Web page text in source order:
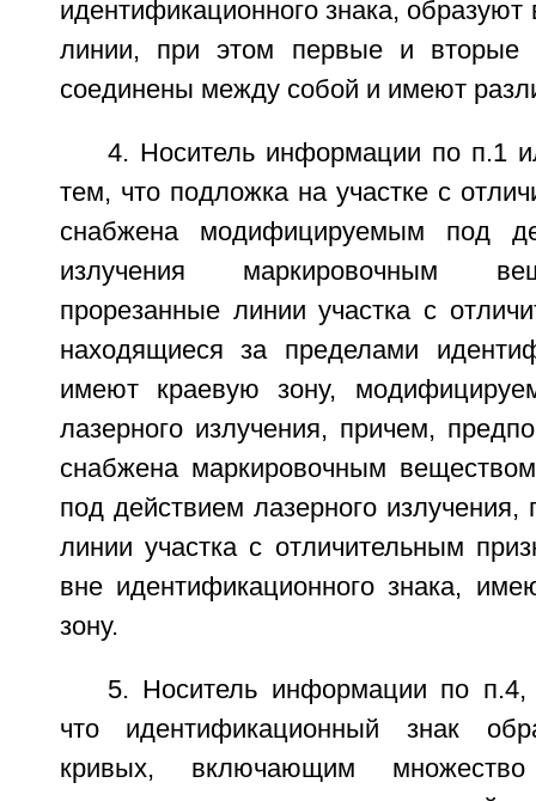
идентификационного знака,
линии, при этом первые и вторые
соединены между собой и имеют
4. Носитель информации по п.1
тем, что подложка на участке с
снабжена модифицируемым под
излучения маркировочным
прорезанные линии участка с
находящиеся за пределами
имеют краевую зону,
лазерного излучения, причем,
снабжена маркировочным
под действием лазерного
линии участка с отличительным
вне идентификационного знака,
зону.
5. Носитель информации по
что идентификационный знак
кривых, включающим